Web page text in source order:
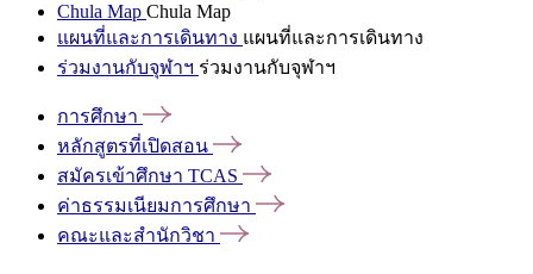
Chula Map Chula Map
แผนที่และการเดินทาง แผนที่และการเดินทาง
ร่วมงานกับจุฬาฯ ร่วมงานกับจุฬาฯ
การศึกษา
หลักสูตรที่เปิดสอน
สมัครเข้าศึกษา TCAS
ค่าธรรมเนียมการศึกษา
คณะและสำนักวิชา